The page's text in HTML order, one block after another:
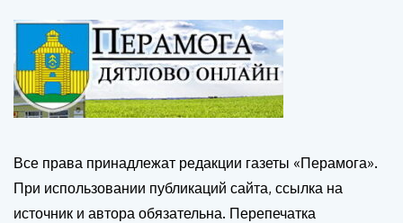
Все права принадлежат редакции газеты «Перамога».
При использовании публикаций сайта, ссылка на
источник и автора обязательна. Перепечатка